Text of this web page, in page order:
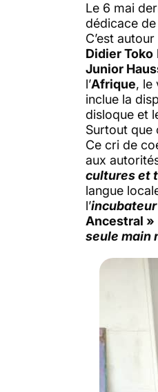
Le 6 mai
dédicace
C’est
Didier Toko
Junior
l’Afrique, le
inclue la
disloque et
Surtout que
Ce cri de
aux
cultures et
langue
l’incubateur
Ancestral »
seule main